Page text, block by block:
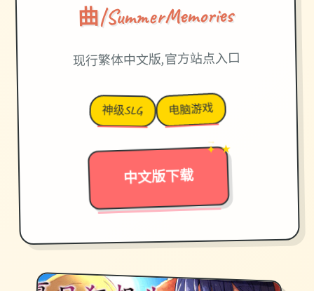
曲|SummerMemories
现行繁体中文版,官方站点入口
神级SLG 电脑游戏
中文版下载
→
✦ ★